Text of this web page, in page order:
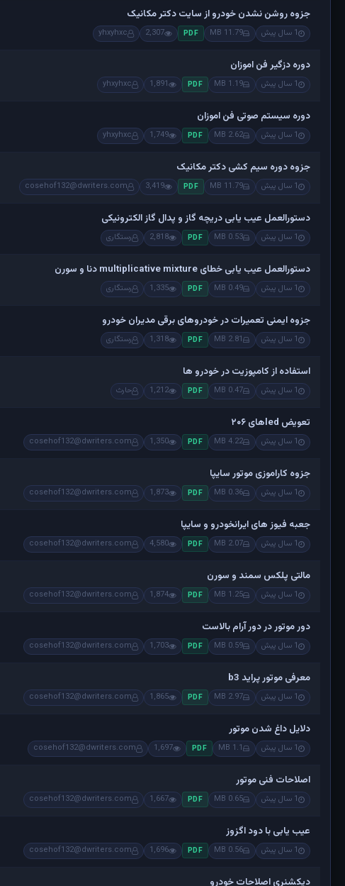
جزوه روشن نشدن خودرو از سایت دکتر مکانیک
1 سال پیش 11.79 MB
PDF
2,307
yhxyhxc
دوره دزگیر فن اموزان
1 سال پیش 1.19 MB
PDF
1,891
yhxyhxc
دوره سیستم صوتی فن اموزان
1 سال پیش 2.62 MB
PDF
1,749
yhxyhxc
جزوه دوره سیم کشی دکتر مکانیک
1 سال پیش 11.79 MB
PDF
3,419
cosehof132@dwriters.com
دستورالعمل عیب یابی دریچه گاز و پدال گاز الکترونیکی
1 سال پیش 0.53 MB
PDF
2,818 رستگاری
دستورالعمل عیب یابی خطای multiplicative mixture دنا و سورن
1 سال پیش 0.49 MB
PDF
1,335 رستگاری
جزوه ایمنی تعمیرات در خودروهای برقی مدیران خودرو
1 سال پیش 2.81 MB
PDF
1,318 رستگاری
استفاده از کامپوزیت در خودرو ها
1 سال پیش 0.47 MB
PDF
1,212 حارث
تعویض ledهای ۲۰۶
1 سال پیش 4.22 MB
PDF
1,350
cosehof132@dwriters.com
جزوه کاراموزی موتور سایپا
1 سال پیش 0.36 MB
PDF
1,873
cosehof132@dwriters.com
جعبه فیوز های ایرانخودرو و سایپا
1 سال پیش 2.07 MB
PDF
4,580
cosehof132@dwriters.com
مالتی پلکس سمند و سورن
1 سال پیش 1.25 MB
PDF
1,874
cosehof132@dwriters.com
دور موتور در دور آرام بالاست
1 سال پیش 0.59 MB
PDF
1,703
cosehof132@dwriters.com
معرفی موتور پراید b3
1 سال پیش 2.97 MB
PDF
1,865
cosehof132@dwriters.com
دلایل داغ شدن موتور
1 سال پیش 1.1 MB
PDF
1,697
cosehof132@dwriters.com
اصلاحات فنی موتور
1 سال پیش 0.65 MB
PDF
1,667
cosehof132@dwriters.com
عیب یابی با دود اگزوز
1 سال پیش 0.56 MB
PDF
1,696
cosehof132@dwriters.com
دیکشنری اصلاحات خودرو